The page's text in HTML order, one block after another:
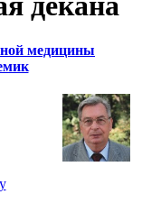
медицины